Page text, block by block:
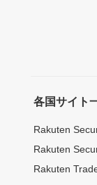
各国サイト
Rakuten
Rakuten
Rakuten